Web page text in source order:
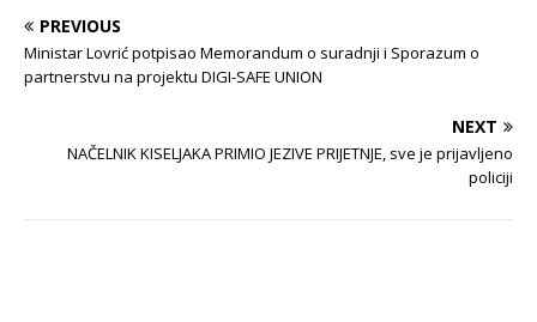
PREVIOUS
Ministar Lovrić potpisao Memorandum o suradnji i Sporazum o
partnerstvu na projektu DIGI-SAFE UNION
NEXT
NAČELNIK KISELJAKA PRIMIO JEZIVE PRIJETNJE, sve je prijavljeno
policiji